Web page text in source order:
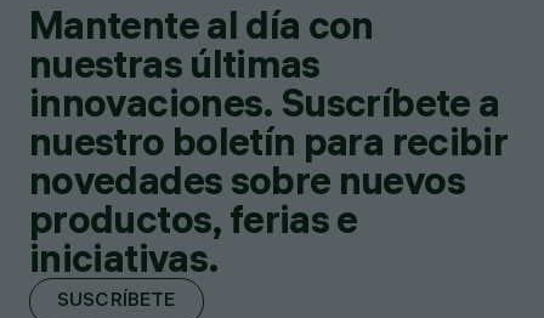
Mantente al día con
nuestras últimas
innovaciones. Suscríbete a
nuestro boletín para recibir
novedades sobre nuevos
productos, ferias e
iniciativas.
SUSCRÍBETE